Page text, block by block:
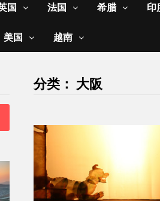
国 法国 希腊 印
美国 越南
分类： 大阪